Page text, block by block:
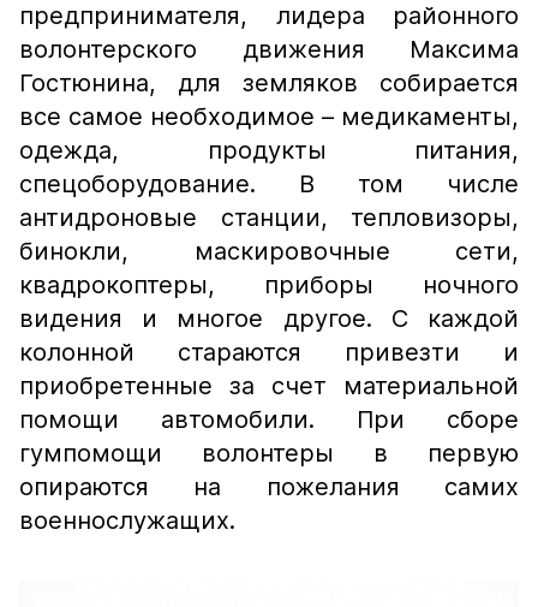
предпринимателя, лидера районного
волонтерского движения Максима
Гостюнина, для земляков собирается
все самое необходимое – медикаменты,
одежда, продукты питания,
спецоборудование. В том числе
антидроновые станции, тепловизоры,
бинокли, маскировочные сети,
квадрокоптеры, приборы ночного
видения и многое другое. С каждой
колонной стараются привезти и
приобретенные за счет материальной
помощи автомобили. При сборе
гумпомощи волонтеры в первую
опираются на пожелания самих
военнослужащих.